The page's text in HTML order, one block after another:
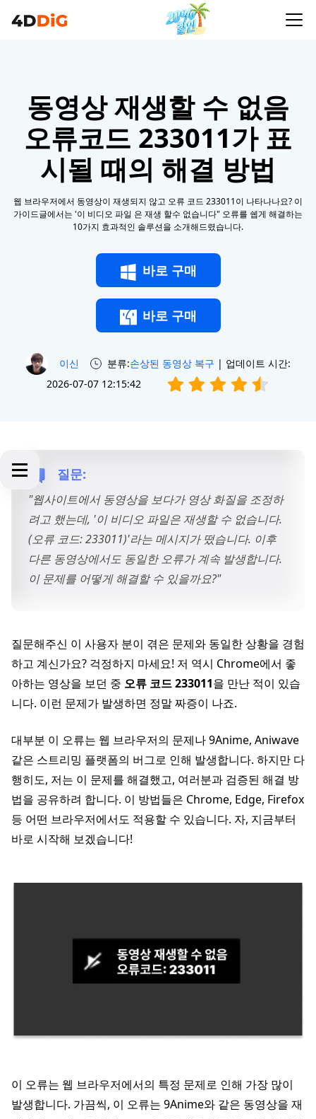
동영상 재생할 수 없음
오류코드 233011가 표
시될 때의 해결 방법
웹 브라우저에서 동영상이 재생되지 않고 오류 코드 233011이 나타나나요? 이
가이드글에서는 '이 비디오 파일 은 재생 할수 없습니다" 오류를 쉡게 해결하는
10가지 효과적인 솔루션을 소개해드렸습니다.
바로 구매
바로 구매
이신 분류:손상된 동영상 복구 | 업데이트 시간:
2026-07-07 12:15:42
질문:
"웹사이트에서 동영상을 보다가 영상 화질을 조정하
려고 했는데, '이 비디오 파일은 재생할 수 없습니다.
(오류 코드: 233011)'라는 메시지가 떴습니다. 이후
다른 동영상에서도 동일한 오류가 계속 발생합니다.
이 문제를 어떻게 해결할 수 있을까요?"
질문해주신 이 사용자 분이 겪은 문제와 동일한 상황을 경험
하고 계신가요? 걱정하지 마세요! 저 역시 Chrome에서 좋
아하는 영상을 보던 중 오류 코드 233011을 만난 적이 있습
니다. 이런 문제가 발생하면 정말 짜증이 나죠.
대부분 이 오류는 웹 브라우저의 문제나 9Anime, Aniwave
같은 스트리밍 플랫폼의 버그로 인해 발생합니다. 하지만 다
행히도, 저는 이 문제를 해결했고, 여러분과 검증된 해결 방
법을 공유하려 합니다. 이 방법들은 Chrome, Edge, Firefox
등 어떤 브라우저에서도 적용할 수 있습니다. 자, 지금부터
바로 시작해 보겠습니다!
이 오류는 웹 브라우저에서의 특정 문제로 인해 가장 많이
발생합니다. 가끔씩, 이 오류는 9Anime와 같은 동영상을 재